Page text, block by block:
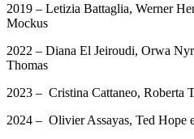
2019 – Letizia Battaglia, Werner
Mockus
2022 – Diana El Jeiroudi, Orwa
Thomas
2023 – Cristina Cattaneo, Roberta
2024 – Olivier Assayas, Ted Hope